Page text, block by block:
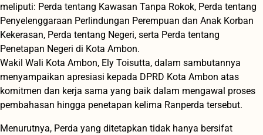
meliputi: Perda tentang Kawasan Tanpa Rokok, Perda tentang
Penyelenggaraan Perlindungan Perempuan dan Anak Korban
Kekerasan, Perda tentang Negeri, serta Perda tentang
Penetapan Negeri di Kota Ambon.
Wakil Wali Kota Ambon, Ely Toisutta, dalam sambutannya
menyampaikan apresiasi kepada DPRD Kota Ambon atas
komitmen dan kerja sama yang baik dalam mengawal proses
pembahasan hingga penetapan kelima Ranperda tersebut.
Menurutnya, Perda yang ditetapkan tidak hanya bersifat